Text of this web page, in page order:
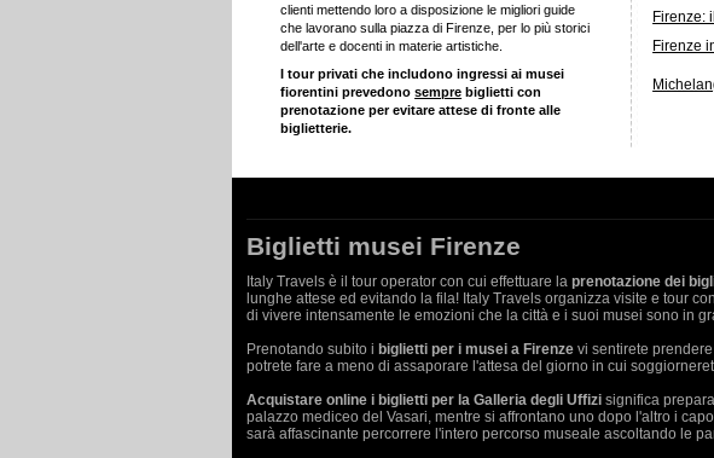
clienti mettendo loro a disposizione le migliori guide
che lavorano sulla piazza di Firenze, per lo più storici
dell'arte e docenti in materie artistiche.
I tour privati che includono ingressi ai musei
fiorentini prevedonosempre biglietti con
prenotazione per evitare attese di fronte alle
biglietterie.
Firenze:
Firenze
Biglietti musei Firenze
Italy Travels è il tour operator con cui effettuare la prenotazione dei
lunghe attese ed evitando la fila! Italy Travels organizza visite e tour con
di vivere intensamente le emozioni che la città e i suoi musei sono in
Prenotando subito i biglietti per i musei a Firenze vi sentirete
potrete fare a meno di assaporare l'attesa del giorno in cui
Acquistare online i biglietti per la Galleria degli Uffizi significa
palazzo mediceo del Vasari, mentre si affrontano uno dopo l'altro i
sarà affascinante percorrere l'intero percorso museale ascoltando le